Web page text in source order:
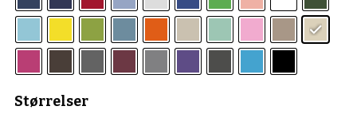
Størrelser